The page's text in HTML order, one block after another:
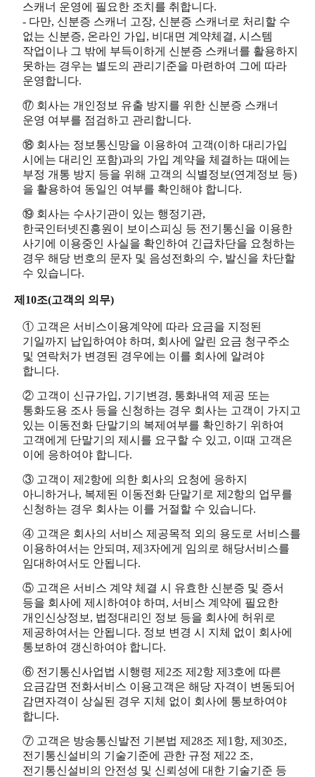
스캐너 운영에 필요한 조치를 취합니다.
- 다만, 신분증 스캐너 고장, 신분증 스캐너로 처리할 수
없는 신분증, 온라인 가입, 비대면 계약체결, 시스템
작업이나 그 밖에 부득이하게 신분증 스캐너를 활용하지
못하는 경우는 별도의 관리기준을 마련하여 그에 따라
운영합니다.
⑰ 회사는 개인정보 유출 방지를 위한 신분증 스캐너
운영 여부를 점검하고 관리합니다.
⑱ 회사는 정보통신망을 이용하여 고객(이하 대리가입
시에는 대리인 포함)과의 가입 계약을 체결하는 때에는
부정 개통 방지 등을 위해 고객의 식별정보(연계정보 등)
을 활용하여 동일인 여부를 확인해야 합니다.
⑲ 회사는 수사기관이 있는 행정기관,
한국인터넷진흥원이 보이스피싱 등 전기통신을 이용한
사기에 이용중인 사실을 확인하여 긴급차단을 요청하는
경우 해당 번호의 문자 및 음성전화의 수, 발신을 차단할
수 있습니다.
제10조(고객의 의무)
① 고객은 서비스이용계약에 따라 요금을 지정된
기일까지 납입하여야 하며, 회사에 알린 요금 청구주소
및 연락처가 변경된 경우에는 이를 회사에 알려야
합니다.
② 고객이 신규가입, 기기변경, 통화내역 제공 또는
통화도용 조사 등을 신청하는 경우 회사는 고객이 가지고
있는 이동전화 단말기의 복제여부를 확인하기 위하여
고객에게 단말기의 제시를 요구할 수 있고, 이때 고객은
이에 응하여야 합니다.
③ 고객이 제2항에 의한 회사의 요청에 응하지
아니하거나, 복제된 이동전화 단말기로 제2항의 업무를
신청하는 경우 회사는 이를 거절할 수 있습니다.
④ 고객은 회사의 서비스 제공목적 외의 용도로 서비스를
이용하여서는 안되며, 제3자에게 임의로 해당서비스를
임대하여서도 안됩니다.
⑤ 고객은 서비스 계약 체결 시 유효한 신분증 및 증서
등을 회사에 제시하여야 하며, 서비스 계약에 필요한
개인신상정보, 법정대리인 정보 등을 회사에 허위로
제공하여서는 안됩니다. 정보 변경 시 지체 없이 회사에
통보하여 갱신하여야 합니다.
⑥ 전기통신사업법 시행령 제2조 제2항 제3호에 따른
요금감면 전화서비스 이용고객은 해당 자격이 변동되어
감면자격이 상실된 경우 지체 없이 회사에 통보하여야
합니다.
⑦ 고객은 방송통신발전 기본법 제28조 제1항, 제30조,
전기통신설비의 기술기준에 관한 규정 제22 조,
전기통신설비의 안전성 및 신뢰성에 대한 기술기준 등